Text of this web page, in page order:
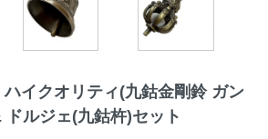
イクオリティ(九鈷金剛鈴 ガン
ドルジェ(九鈷杵)セット